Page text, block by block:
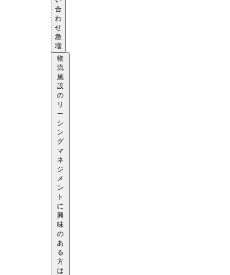
合
わ
せ
急
増
物
流
施
設
の
リ
ー
シ
ン
グ
マ
ネ
ジ
メ
ン
ト
に
興
味
の
あ
る
方
は